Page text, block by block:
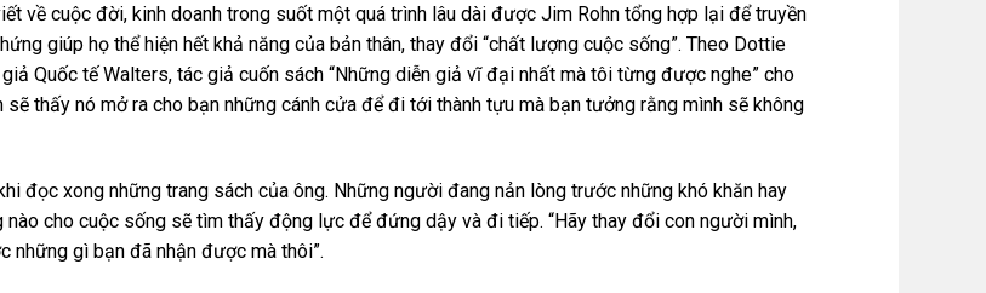
về cuộc đời, kinh doanh trong suốt một quá trình lâu dài được Jim Rohn tổng hợp lại để truyền
giúp họ thể hiện hết khả năng của bản thân, thay đổi “chất lượng cuộc sống”. Theo Dottie
Quốc tế Walters, tác giả cuốn sách “Những diễn giả vĩ đại nhất mà tôi từng được nghe” cho
sẽ thấy nó mở ra cho bạn những cánh cửa để đi tới thành tựu mà bạn tưởng rằng mình sẽ không
đọc xong những trang sách của ông. Những người đang nản lòng trước những khó khăn hay
cho cuộc sống sẽ tìm thấy động lực để đứng dậy và đi tiếp. “Hãy thay đổi con người mình,
những gì bạn đã nhận được mà thôi”.